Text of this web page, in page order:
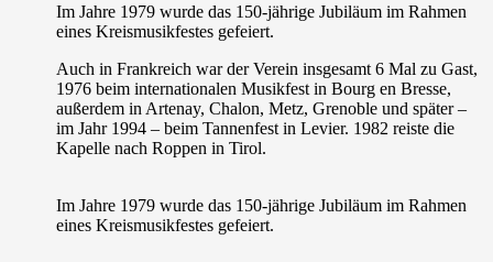
Im Jahre 1979 wurde das 150-jährige Jubiläum im Rahmen
einesKreismusikfestes gefeiert.
Auch in Frankreich war der Verein insgesamt 6 Mal zu Gast,
1976 beim internationalen Musikfest in Bourg en Bresse,
außerdem in Artenay, Chalon, Metz, Grenoble und später –
im Jahr 1994 – beim Tannenfest in Levier. 1982 reiste die
Kapelle nach Roppen in Tirol.
Im Jahre 1979 wurde das 150-jährige Jubiläum im Rahmen
eines Kreismusikfestes gefeiert.